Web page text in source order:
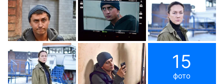
15
фото